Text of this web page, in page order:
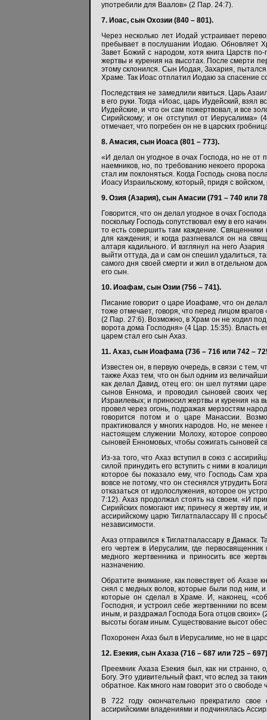
употребили для Ваалов» (2 Пар. 24:7).
7. Иоас, сын Охозии (840 – 801).
Через несколько лет Иодай устраивает
пребывает в послушании Иодаю. Обновляет
Завет Божий с народом, хотя книга Царств
жертвы и курения на высотах. После смерти
этому склонился. Сын Иодая, Захария,
Храме. Так Иоас отплатил Иодаю за спасение
Последствия не замедлили явиться. Царь
в его руки. Тогда «Иоас, царь Иудейский,
Иудейские, и что он сам пожертвовал, и все
Сирийскому; и он отступил от Иерусалима»
отмечает, что погребен он не в царских
8. Амасия, сын Иоаса (801 – 773).
«И делал он угодное в очах Господа, но не от
наемников, но, по требованию некоего
стал им поклоняться. Когда Господь снова
Иоасу Израильскому, который, придя с
9. Озия (Азария), сын Амасии (791 – 740 или
Говорится, что он делал угодное в очах
поскольку Господь сопутствовал ему в его
то есть совершить там каждение. Священники
для каждения; и когда разгневался он на
алтаря кадильного. И взглянул на него
выйти оттуда, да и сам он спешил удалиться,
самого дня своей смерти и жил в отдельном
его сын.
10. Иоафам, сын Озии (756 – 741).
Писание говорит о царе Иоафаме, что он
тоже отмечает, говоря, что перед лицом
(2 Пар. 27:6). Возможно, в Храм он не ходил
ворота дома Господня» (4 Цар. 15:35). Власть
царем стал его сын Ахаз.
11. Ахаз, сын Иоафама (736 – 716 или 742 –
Известен он, в первую очередь, в связи с тем,
также Ахаз тем, что он был одним из
как делал Давид, отец его: он шел путями
сынов Еннома, и проводил сыновей своих
Израилевых; и приносил жертвы и курения на
провел через огонь, подражая мерзостям
говорится потом и о царе Манассии.
практиковался у многих народов. Но, не
настоящем служении Молоху, которое
сыновей Енномовых, чтобы сожигать сыновей
Из-за того, что Ахаз вступил в союз с
силой принудить его вступить с ними в
которое бы показало ему, что Господь Сам
вовсе не потому, что он стеснялся утрудить
отказаться от идолослужения, которое он
7:12). Ахаз продолжал стоять на своем. «И
Сирийских помогают им; принесу я жертву им,
ассирийскому царю Тиглатпалассару III с
независимости.
Ахаз отправился к Тиглатпалассару в
его чертеж в Иерусалим, где
медного жертвенника и приносить все
назначению.
Обратите внимание, как повествует об Ахазе
снял с медных волов, которые были под ним,
которые он сделал в Храме. И, наконец,
Господня, и устроил себе жертвенники по
иным, и раздражал Господа Бога отцов своих»
высоты богам иным. Существование высот
Похоронен Ахаз был в Иерусалиме, но не в
12. Езекия, сын Ахаза (716 – 687 или 725 –
Преемник Ахаза Езекия был, как ни странно,
Богу. Это удивительный факт, что вслед за
обратное. Как много нам говорит это о свободе
В 722 году окончательно прекратило свое
ассирийскими владениями и подчинялась